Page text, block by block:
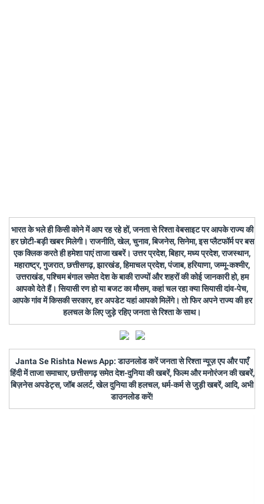
भारत के भले ही किसी कोने में आप रह रहे हों, जनता से रिश्ता वेबसाइट पर आपके राज्य की
हर छोटी-बड़ी खबर मिलेगी। राजनीति, खेल, चुनाव, बिजनेस, सिनेमा, इस प्लैटफॉर्म पर बस
एक क्लिक करते ही हमेशा पाएं ताजा खबरें। उत्तर प्रदेश, बिहार, मध्य प्रदेश, राजस्थान,
महाराष्ट्र, गुजरात, छत्तीसगढ़, झारखंड, हिमाचल प्रदेश, पंजाब, हरियाणा, जम्मू-कश्मीर,
उत्तराखंड, पश्चिम बंगाल समेत देश के बाकी राज्यों और शहरों की कोई जानकारी हो, हम
आपको देते हैं। सियासी रण हो या बजट का मौसम, कहां चल रहा क्या सियासी दांव-पेच,
आपके गांव में किसकी सरकार, हर अपडेट यहां आपको मिलेंगे। तो फिर अपने राज्य की हर
हलचल के लिए जुड़े रहिए जनता से रिश्ता के साथ।
Janta Se Rishta News App: डाउनलोड करें जनता से रिश्ता न्यूज़ एप और पाएँ
हिंदी में ताजा समाचार, छत्तीसगढ़ समेत देश-दुनिया की खबरें, फिल्म और मनोरंजन की खबरें,
बिज़नेस अपडेट्स, जॉब अलर्ट, खेल दुनिया की हलचल, धर्म-कर्म से जुड़ी खबरें, आदि, अभी
डाउनलोड करें!